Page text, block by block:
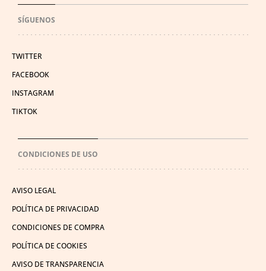
SÍGUENOS
TWITTER
FACEBOOK
INSTAGRAM
TIKTOK
CONDICIONES DE USO
AVISO LEGAL
POLÍTICA DE PRIVACIDAD
CONDICIONES DE COMPRA
POLÍTICA DE COOKIES
AVISO DE TRANSPARENCIA